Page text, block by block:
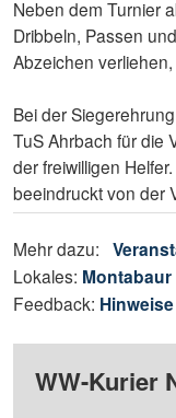
Neben dem Turnier
Dribbeln, Passen
Abzeichen
Bei der
TuS Ahrbach für die
der freiwilligen
beeindruckt von der
Mehr dazu:
Lokales:
Feedback:
WW-Kurier